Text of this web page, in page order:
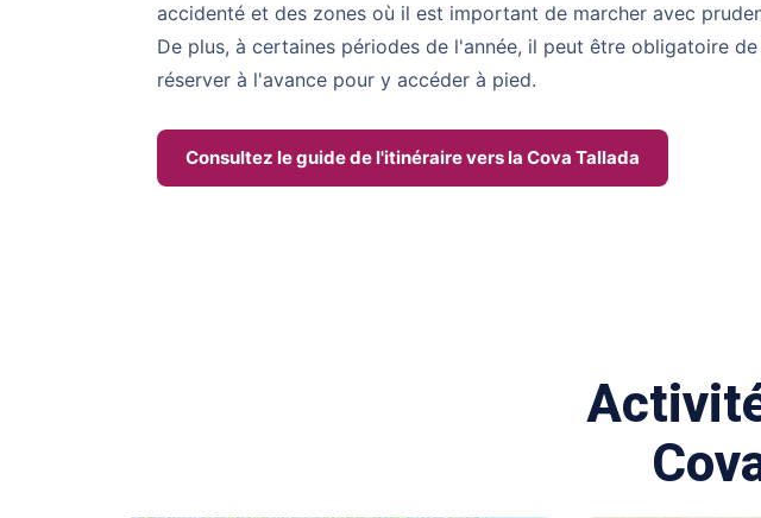
accidenté et des zones où il est important de marcher avec
De plus, à certaines périodes de l'année, il peut être obligatoire de
réserver à l'avance pour y accéder à pied.
Consultez le guide de l'itinéraire vers la Cova Tallada